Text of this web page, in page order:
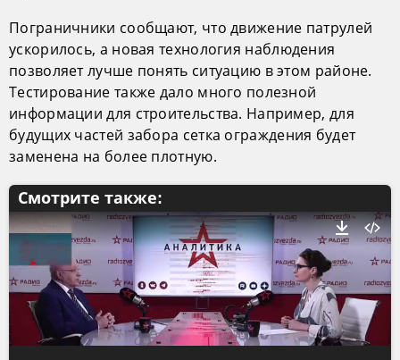
Пограничники сообщают, что движение патрулей
ускорилось, а новая технология наблюдения
позволяет лучше понять ситуацию в этом районе.
Тестирование также дало много полезной
информации для строительства. Например, для
будущих частей забора сетка ограждения будет
заменена на более плотную.
Смотрите также: